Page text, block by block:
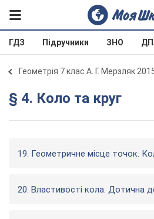
ГДЗ Підручники ЗНО
Геометрія 7 клас А. Г. Мерзляк
§ 4. Коло та круг
19. Геометричне місце точок.
20. Властивості кола. Дотична